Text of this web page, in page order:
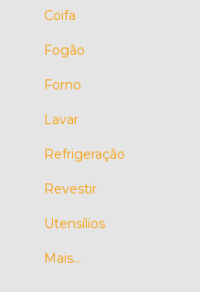
Coifa
Fogão
Forno
Lavar
Refrigeração
Revestir
Utensílios
Mais...